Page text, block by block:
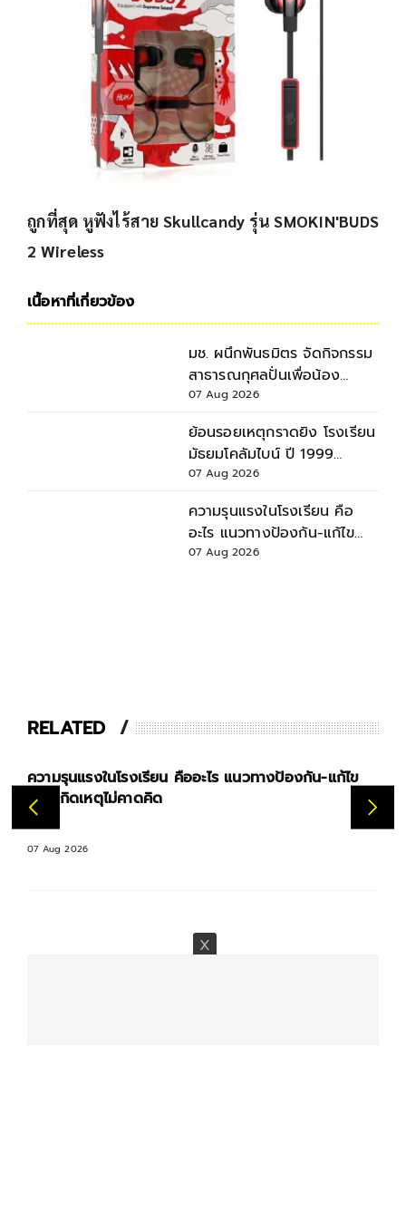
ถูกที่สุด หูฟังไร้สาย Skullcandy รุ่น SMOKIN'BUDS
2 Wireless
เนื้อหาที่เกี่ยวข้อง
มช. ผนึกพันธมิตร จัดกิจกรรม
สาธารณกุศลปั่นเพื่อน้อง
กรุงเทพฯ-เชียงใหม่ ครั้งที่ 9
07 Aug 2026
ย้อนรอยเหตุกราดยิง โรงเรียน
มัธยมโคลัมไบน์ ปี 1999
สำรวจบาดแผล - ผลกระทบ
07 Aug 2026
ความรุนแรงในโรงเรียน คือ
อะไร แนวทางป้องกัน-แก้ไข
ก่อนเกิดเหตุไม่คาดคิด
07 Aug 2026
RELATED
ความรุนแรงในโรงเรียน คืออะไร แนวทางป้องกัน-แก้ไข
ก่อนเกิดเหตุไม่คาดคิด
07 Aug 2026